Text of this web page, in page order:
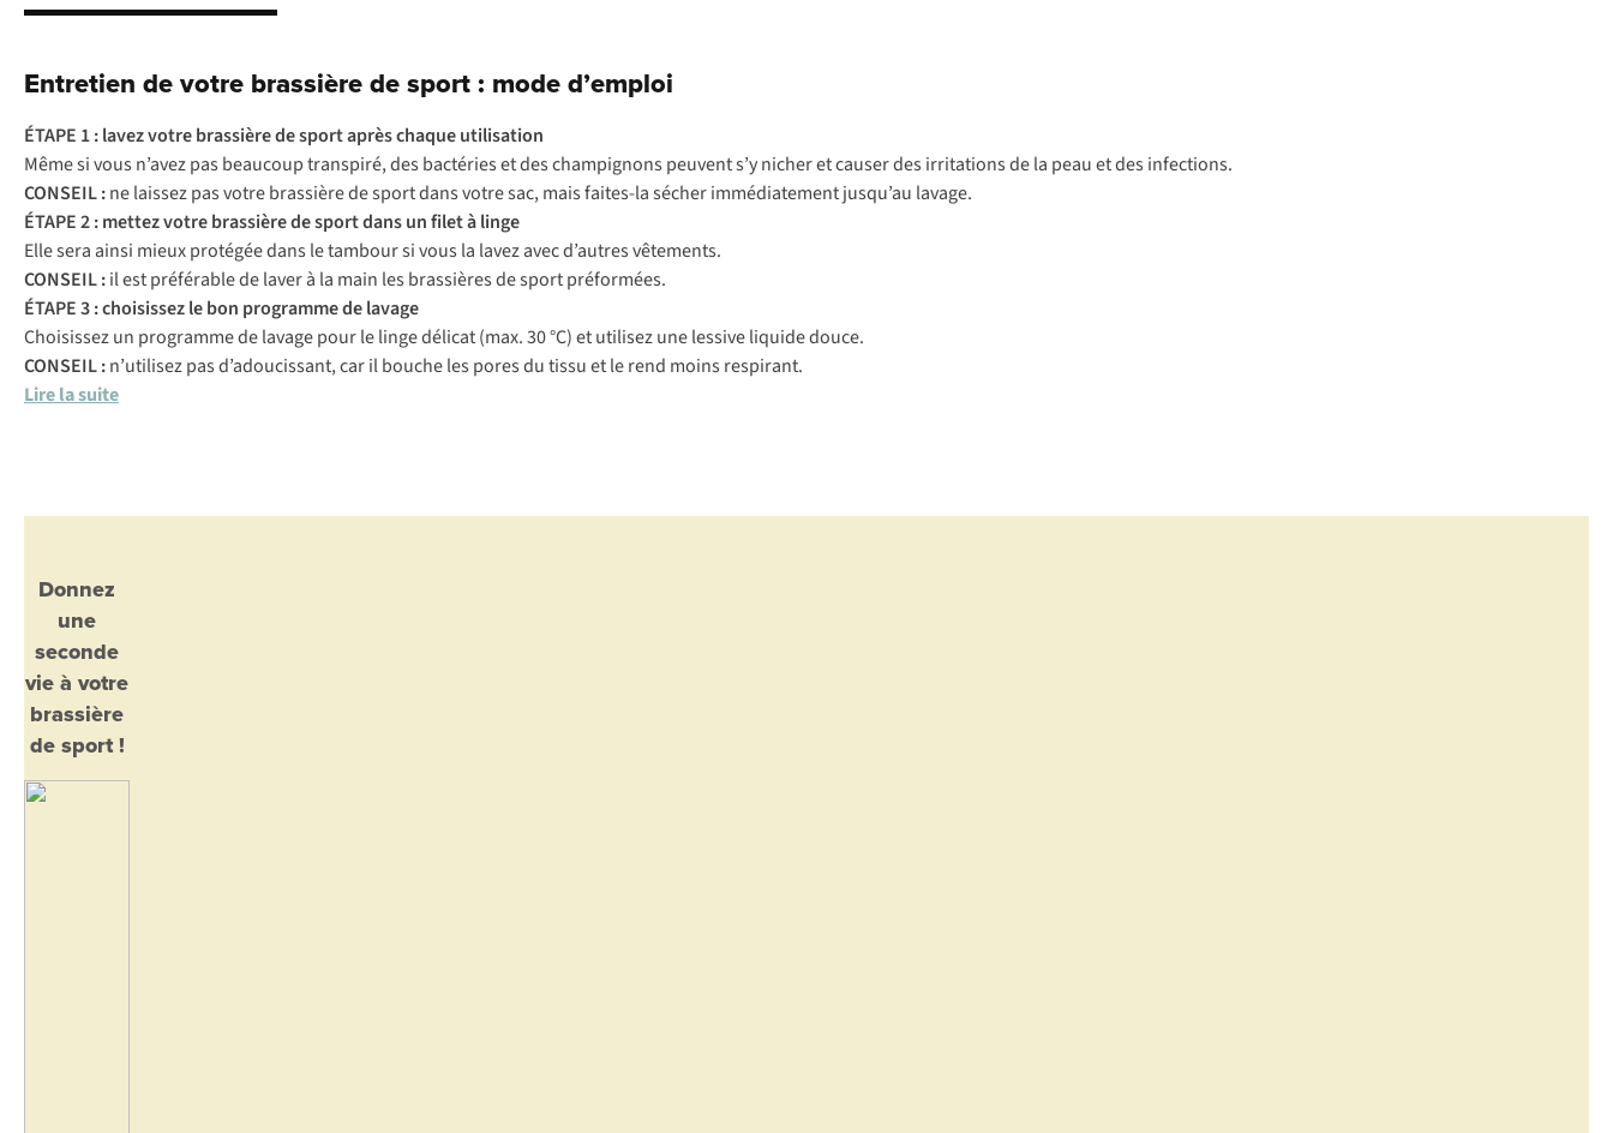
Entretien de votre brassière de sport : mode d’emploi
ÉTAPE 1 : lavez votre brassière de sport après chaque utilisation
Même si vous n’avez pas beaucoup transpiré, des bactéries et des champignons peuvent s’y nicher et causer des irritations de la peau et des infections.
CONSEIL :ne laissez pas votre brassière de sport dans votre sac, mais faites-la sécher immédiatement jusqu’au lavage.
ÉTAPE 2 : mettez votre brassière de sport dans un filet à linge
Elle sera ainsi mieux protégée dans le tambour si vous la lavez avec d’autres vêtements.
CONSEIL :il est préférable de laver à la main les brassières de sport préformées.
ÉTAPE 3 : choisissez le bon programme de lavage
Choisissez un programme de lavage pour le linge délicat (max. 30 °C) et utilisez une lessive liquide douce.
CONSEIL :n’utilisez pas d’adoucissant, car il bouche les pores du tissu et le rend moins respirant.
Lire la suite
Donnez
une
seconde
vie à votre
brassière
de sport !